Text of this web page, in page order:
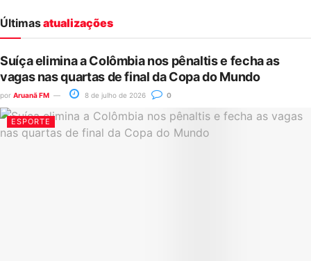
Últimasatualizações
Suíça elimina a Colômbia nos pênaltis e fecha as
vagas nas quartas de final da Copa do Mundo
por Aruanã FM 8 de julho de 2026 0
ESPORTE